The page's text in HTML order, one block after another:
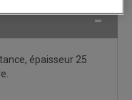
épaisseur 25